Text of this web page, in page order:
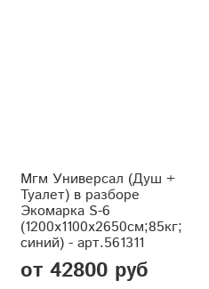
Мгм Универсал (Душ +
Туалет) в разборе
Экомарка S-6
(1200x1100x2650см;85кг;
синий) - арт.561311
от 42800 руб